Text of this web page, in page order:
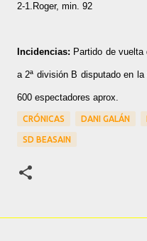
2-1.Roger, min. 92
Incidencias: Partido de
a 2ª división B disputado en
600 espectadores aprox.
CRÓNICAS DANI GALÁN
SD BEASAIN